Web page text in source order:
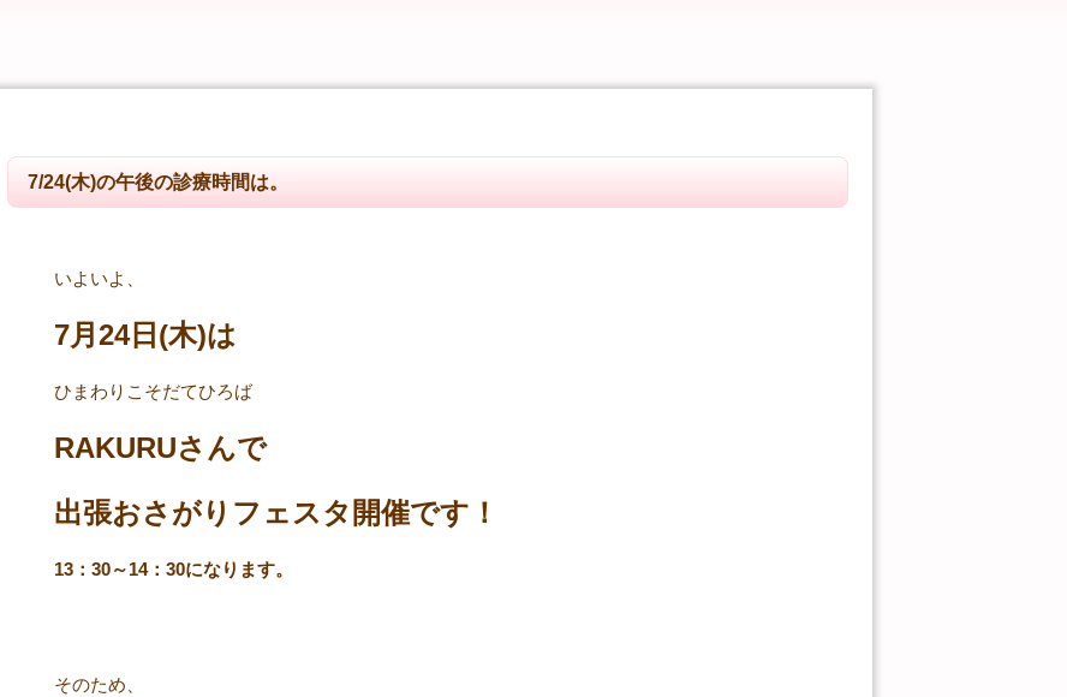
7/24(木)の午後の診療時間は。
いよいよ、
7月24日(木)は
ひまわりこそだてひろば
RAKURUさんで
出張おさがりフェスタ開催です！
13：30～14：30になります。
そのため、